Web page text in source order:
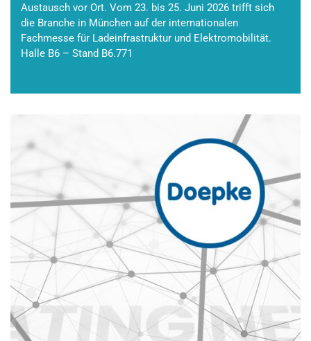
Austausch vor Ort. Vom 23. bis 25. Juni 2026 trifft sich
die Branche in München auf der internationalen
Fachmesse für Ladeinfrastruktur und Elektromobilität.
Halle B6 – Stand B6.771